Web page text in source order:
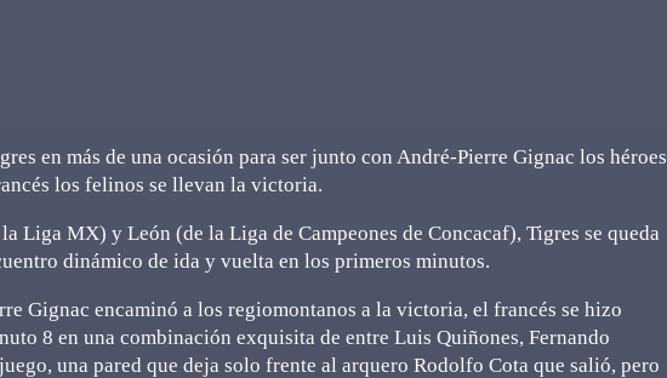
en más de una ocasión para ser junto con André-Pierre Gignac los héroes
los felinos se llevan la victoria.
Liga MX) y León (de la Liga de Campeones de Concacaf), Tigres se queda
dinámico de ida y vuelta en los primeros minutos.
Gignac encaminó a los regiomontanos a la victoria, el francés se hizo
8 en una combinación exquisita de entre Luis Quiñones, Fernando
una pared que deja solo frente al arquero Rodolfo Cota que salió, pero